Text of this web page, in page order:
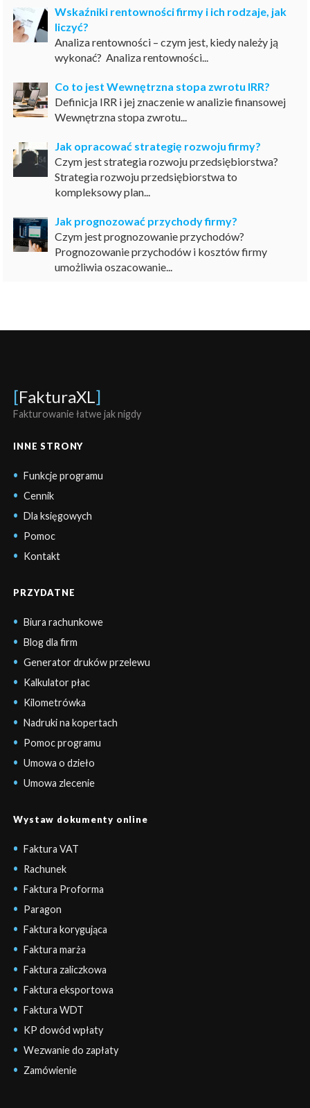
Wskaźniki rentowności firmy i ich rodzaje, jak
liczyć?
Analiza rentowności – czym jest, kiedy należy ją
wykonać? Analiza rentowności...
Co to jest Wewnętrzna stopa zwrotu IRR?
Definicja IRR i jej znaczenie w analizie finansowej
Wewnętrzna stopa zwrotu...
Jak opracować strategię rozwoju firmy?
Czym jest strategia rozwoju przedsiębiorstwa?
Strategia rozwoju przedsiębiorstwa to
kompleksowy plan...
Jak prognozować przychody firmy?
Czym jest prognozowanie przychodów?
Prognozowanie przychodów i kosztów firmy
umożliwia oszacowanie...
[FakturaXL ]
Fakturowanie łatwe jak nigdy
INNE STRONY
Funkcje programu
Cennik
Dla księgowych
Pomoc
Kontakt
PRZYDATNE
Biura rachunkowe
Blog dla firm
Generator druków przelewu
Kalkulator płac
Kilometrówka
Nadruki na kopertach
Pomoc programu
Umowa o dzieło
Umowa zlecenie
Wystaw dokumenty online
Faktura VAT
Rachunek
Faktura Proforma
Paragon
Faktura korygująca
Faktura marża
Faktura zaliczkowa
Faktura eksportowa
Faktura WDT
KP dowód wpłaty
Wezwanie do zapłaty
Zamówienie